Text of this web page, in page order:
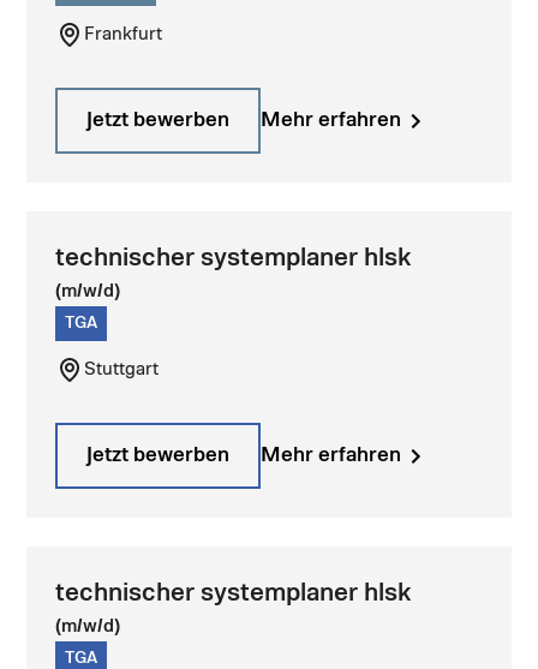
Frankfurt
Jetzt bewerben Mehr erfahren
technischer system­planer hlsk
(m/w/d)
TGA
Stuttgart
Jetzt bewerben Mehr erfahren
technischer system­planer hlsk
(m/w/d)
TGA